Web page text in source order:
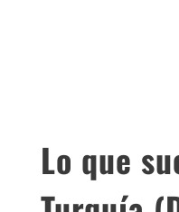
Lo que